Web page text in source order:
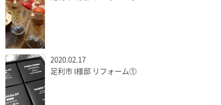
2020.02.17
足利市 I様邸 リフォーム①